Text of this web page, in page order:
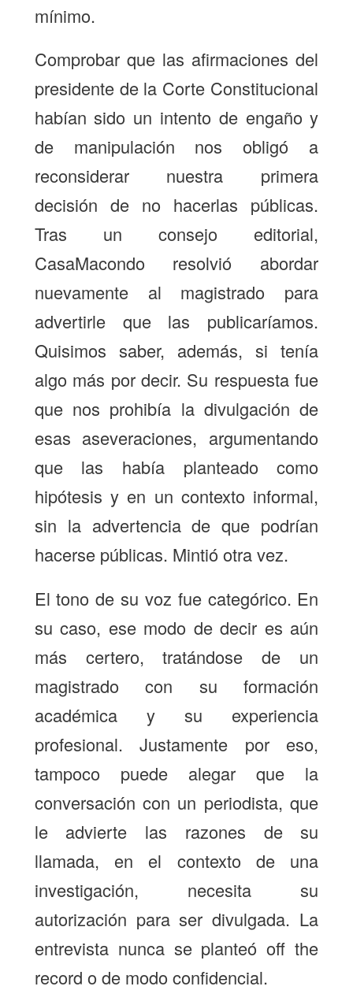
mínimo.
Comprobar que las afirmaciones del
presidente de la Corte Constitucional
habían sido un intento de engaño y
de manipulación nos obligó a
reconsiderar nuestra primera
decisión de no hacerlas públicas.
Tras un consejo editorial,
CasaMacondo resolvió abordar
nuevamente al magistrado para
advertirle que las publicaríamos.
Quisimos saber, además, si tenía
algo más por decir. Su respuesta fue
que nos prohibía la divulgación de
esas aseveraciones, argumentando
que las había planteado como
hipótesis y en un contexto informal,
sin la advertencia de que podrían
hacerse públicas. Mintió otra vez.
El tono de su voz fue categórico. En
su caso, ese modo de decir es aún
más certero, tratándose de un
magistrado con su formación
académica y su experiencia
profesional. Justamente por eso,
tampoco puede alegar que la
conversación con un periodista, que
le advierte las razones de su
llamada, en el contexto de una
investigación, necesita su
autorización para ser divulgada. La
entrevista nunca se planteóoff the
record o de modo confidencial.